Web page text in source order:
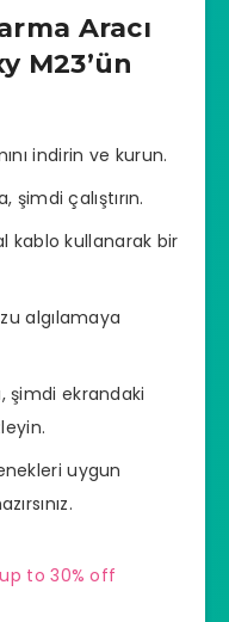
Aracı
M23’ün
indirin ve kurun.
şimdi çalıştırın.
kablo kullanarak bir
algılamaya
şimdi ekrandaki
uygun
to 30% off